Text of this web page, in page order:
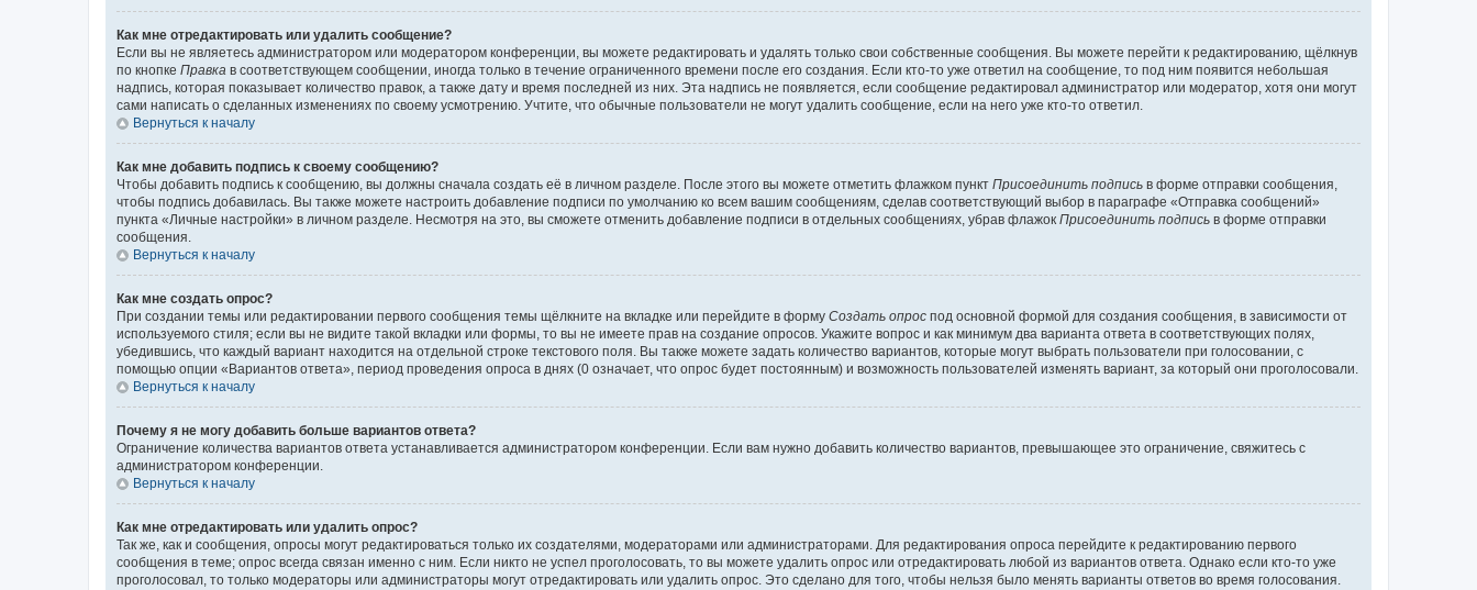
Как мне отредактировать или удалить сообщение?
Если вы не являетесь администратором или модератором конференции, вы можете редактировать и удалять только свои собственные сообщения. Вы можете перейти к редактированию, щёлкнув
по кнопке Правка в соответствующем сообщении, иногда только в течение ограниченного времени после его создания. Если кто-то уже ответил на сообщение, то под ним появится небольшая
надпись, которая показывает количество правок, а также дату и время последней из них. Эта надпись не появляется, если сообщение редактировал администратор или модератор, хотя они могут
сами написать о сделанных изменениях по своему усмотрению. Учтите, что обычные пользователи не могут удалить сообщение, если на него уже кто-то ответил.
Вернуться к началу
Как мне добавить подпись к своему сообщению?
Чтобы добавить подпись к сообщению, вы должны сначала создать её в личном разделе. После этого вы можете отметить флажком пункт Присоединить подпись в форме отправки сообщения,
чтобы подпись добавилась. Вы также можете настроить добавление подписи по умолчанию ко всем вашим сообщениям, сделав соответствующий выбор в параграфе «Отправка сообщений»
пункта «Личные настройки» в личном разделе. Несмотря на это, вы сможете отменить добавление подписи в отдельных сообщениях, убрав флажок Присоединить подпись в форме отправки
сообщения.
Вернуться к началу
Как мне создать опрос?
При создании темы или редактировании первого сообщения темы щёлкните на вкладке или перейдите в форму Создать опрос под основной формой для создания сообщения, в зависимости от
используемого стиля; если вы не видите такой вкладки или формы, то вы не имеете прав на создание опросов. Укажите вопрос и как минимум два варианта ответа в соответствующих полях,
убедившись, что каждый вариант находится на отдельной строке текстового поля. Вы также можете задать количество вариантов, которые могут выбрать пользователи при голосовании, с
помощью опции «Вариантов ответа», период проведения опроса в днях (0 означает, что опрос будет постоянным) и возможность пользователей изменять вариант, за который они проголосовали.
Вернуться к началу
Почему я не могу добавить больше вариантов ответа?
Ограничение количества вариантов ответа устанавливается администратором конференции. Если вам нужно добавить количество вариантов, превышающее это ограничение, свяжитесь с
администратором конференции.
Вернуться к началу
Как мне отредактировать или удалить опрос?
Так же, как и сообщения, опросы могут редактироваться только их создателями, модераторами или администраторами. Для редактирования опроса перейдите к редактированию первого
сообщения в теме; опрос всегда связан именно с ним. Если никто не успел проголосовать, то вы можете удалить опрос или отредактировать любой из вариантов ответа. Однако если кто-то уже
проголосовал, то только модераторы или администраторы могут отредактировать или удалить опрос. Это сделано для того, чтобы нельзя было менять варианты ответов во время голосования.